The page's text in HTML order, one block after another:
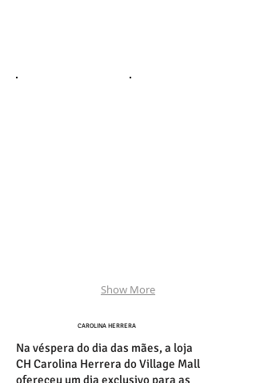
Show More
CAROLINA HERRERA
Na véspera do dia das mães, a loja
CH Carolina Herrera do Village Mall
ofereceu um dia exclusivo para as